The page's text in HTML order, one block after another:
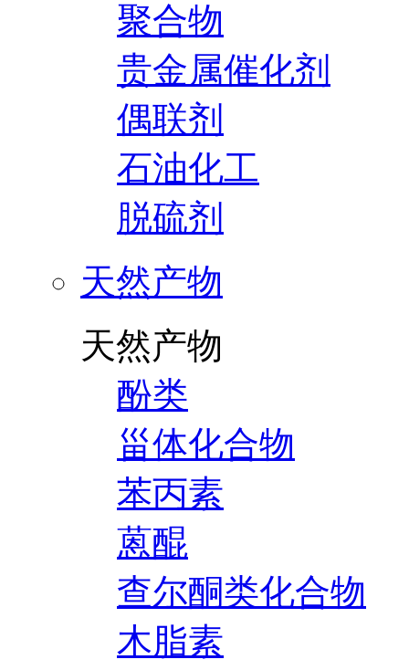
聚合物
贵金属催化剂
偶联剂
石油化工
脱硫剂
天然产物
天然产物
酚类
甾体化合物
苯丙素
蒽醌
查尔酮类化合物
木脂素